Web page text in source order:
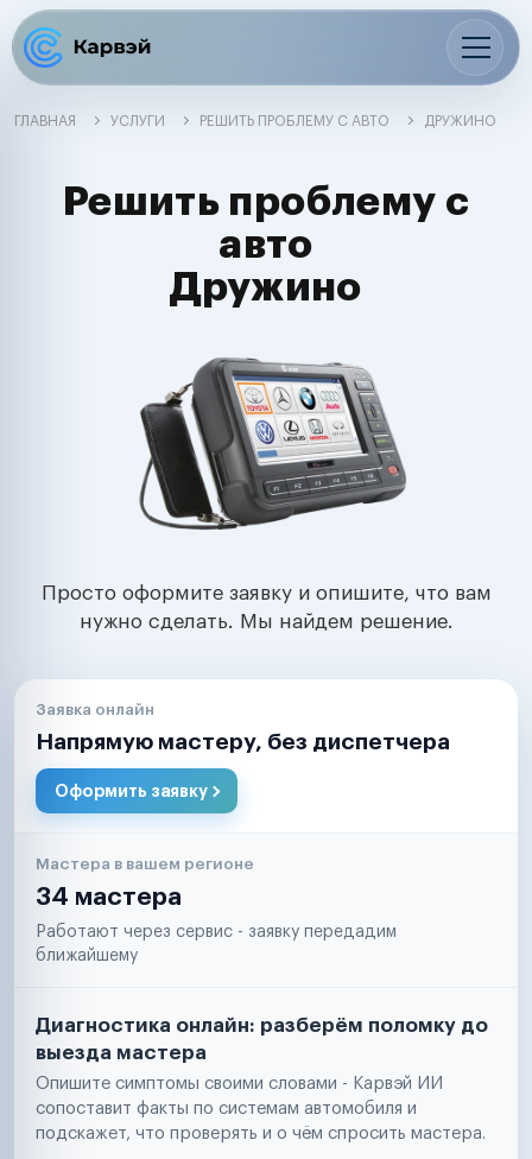
ГЛАВНАЯ УСЛУГИ РЕШИТЬ ПРОБЛЕМУ С АВТО ДРУЖИНО
Решить проблему с
авто
Дружино
Просто оформите заявку и опишите, что вам
нужно сделать. Мы найдем решение.
Заявка онлайн
Напрямую мастеру, без диспетчера
Оформить заявку
Мастера в вашем регионе
34 мастера
Работают через сервис - заявку передадим
ближайшему
Диагностика онлайн: разберём поломку до
выезда мастера
Опишите симптомы своими словами - Карвэй ИИ
сопоставит факты по системам автомобиля и
подскажет, что проверять и о чём спросить мастера.